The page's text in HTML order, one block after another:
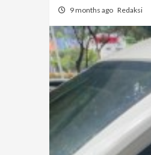
9 months ago Redaksi